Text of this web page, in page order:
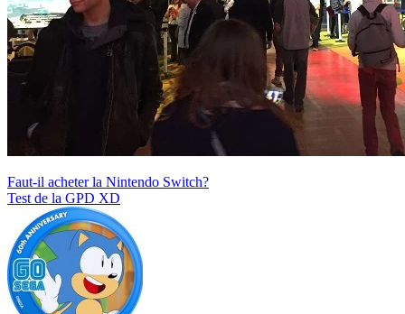
Navigation
de
l’article
Faut-il acheter la Nintendo Switch?
Test de la GPD XD